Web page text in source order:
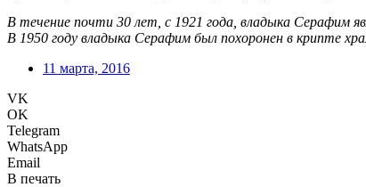
В течение почти 30 лет, с 1921 года, владыка Серафим
В 1950 году владыка Серафим был похоронен в крипте
11 марта, 2016
VK
OK
Telegram
WhatsApp
Email
В печать